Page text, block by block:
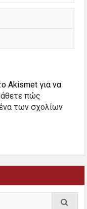
Akismet για να
πώς
των σχολίων